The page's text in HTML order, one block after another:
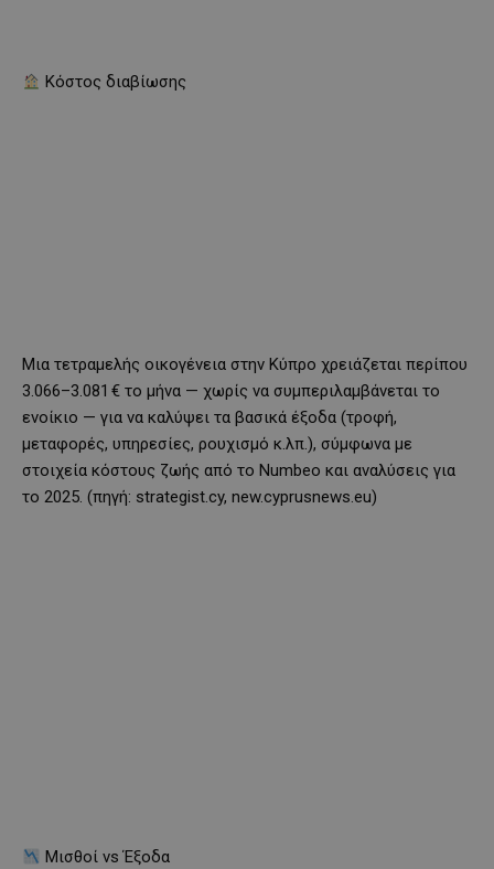
Κόστος διαβίωσης
Μια τετραμελής οικογένεια στην Κύπρο χρειάζεται περίπου
3.066–3.081 € το μήνα — χωρίς να συμπεριλαμβάνεται το
ενοίκιο — για να καλύψει τα βασικά έξοδα (τροφή,
μεταφορές, υπηρεσίες, ρουχισμό κ.λπ.), σύμφωνα με
στοιχεία κόστους ζωής από το Numbeo και αναλύσεις για
το 2025. (πηγή: strategist.cy, new.cyprusnews.eu)
Μισθοί vs Έξοδα